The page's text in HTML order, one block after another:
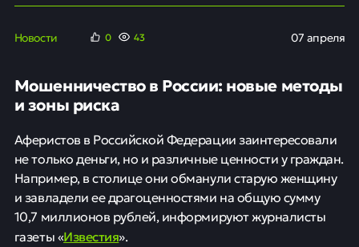
Новости 0 43 07 апреля
Мошенничество в России: новые методы
и зоны риска
Аферистов в Российской Федерации заинтересовали
не только деньги, но и различные ценности у граждан.
Например, в столице они обманули старую женщину
и завладели ее драгоценностями на общую сумму
10,7 миллионов рублей, информируют журналисты
газеты «Известия».